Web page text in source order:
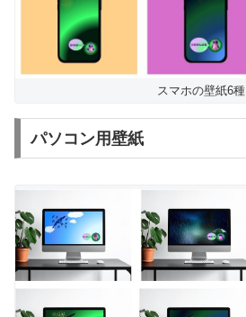
スマホの壁紙6種
パソコン用壁紙